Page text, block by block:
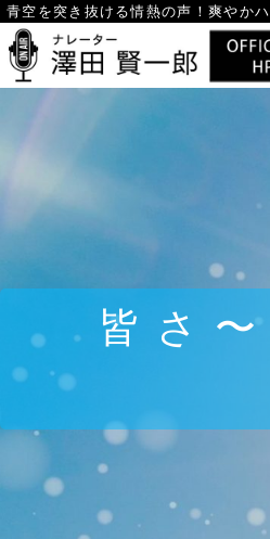
Skip
content
青空を突き抜ける情熱の声！ 爽やか
皆さ